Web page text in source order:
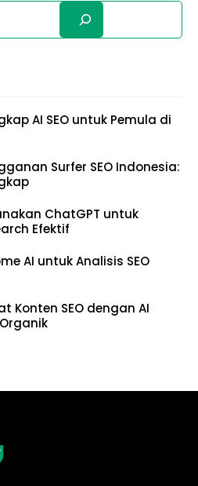
AI SEO untuk Pemula di
Surfer SEO Indonesia:
ChatGPT untuk
Efektif
AI untuk Analisis SEO
Konten SEO dengan AI